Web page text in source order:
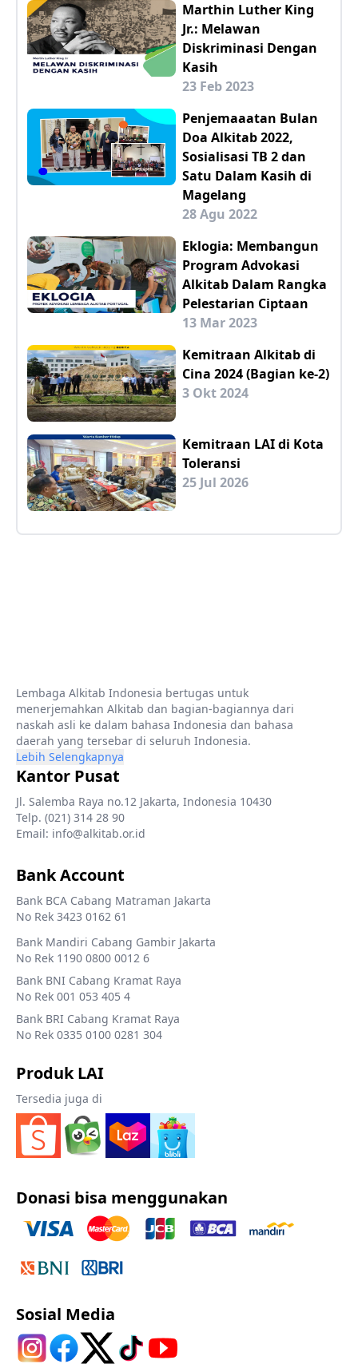
Marthin Luther King
Jr.: Melawan
Diskriminasi Dengan
Kasih
23 Feb 2023
Penjemaaatan Bulan
Doa Alkitab 2022,
Sosialisasi TB 2 dan
Satu Dalam Kasih di
Magelang
28 Agu 2022
Eklogia: Membangun
Program Advokasi
Alkitab Dalam Rangka
Pelestarian Ciptaan
13 Mar 2023
Kemitraan Alkitab di
Cina 2024 (Bagian ke-2)
3 Okt 2024
Kemitraan LAI di Kota
Toleransi
25 Jul 2026
Lembaga Alkitab Indonesia bertugas untuk
menerjemahkan Alkitab dan bagian-bagiannya dari
naskah asli ke dalam bahasa Indonesia dan bahasa
daerah yang tersebar di seluruh Indonesia.
Lebih Selengkapnya
Kantor Pusat
Jl. Salemba Raya no.12 Jakarta, Indonesia 10430
Telp. (021) 314 28 90
Email: info@alkitab.or.id
Bank Account
Bank BCA Cabang Matraman Jakarta
No Rek 3423 0162 61
Bank Mandiri Cabang Gambir Jakarta
No Rek 1190 0800 0012 6
Bank BNI Cabang Kramat Raya
No Rek 001 053 405 4
Bank BRI Cabang Kramat Raya
No Rek 0335 0100 0281 304
Produk LAI
Tersedia juga di
Donasi bisa menggunakan
Sosial Media